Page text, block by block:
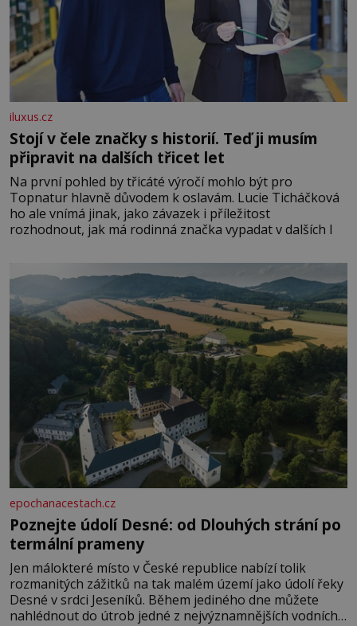
iluxus.cz
Stojí v čele značky s historií. Teď ji musím
připravit na dalších třicet let
Na první pohled by třicáté výročí mohlo být pro
Topnatur hlavně důvodem k oslavám. Lucie Ticháčková
ho ale vnímá jinak, jako závazek i příležitost
rozhodnout, jak má rodinná značka vypadat v dalších l
epochanacestach.cz
Poznejte údolí Desné: od Dlouhých strání po
termální prameny
Jen málokteré místo v České republice nabízí tolik
rozmanitých zážitků na tak malém území jako údolí řeky
Desné v srdci Jeseníků. Během jediného dne můžete
nahlédnout do útrob jedné z nejvýznamnějších vodních